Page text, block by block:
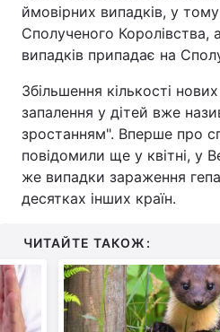
ймовірних випадків, у тому
Сполученого Королівства,
випадків припадає на
Збільшення кількості
запалення у дітей вже
зростанням". Вперше про
повідомили ще у квітні, у
же випадки зараження
десятках інших країн.
ЧИТАЙТЕ ТАКОЖ: